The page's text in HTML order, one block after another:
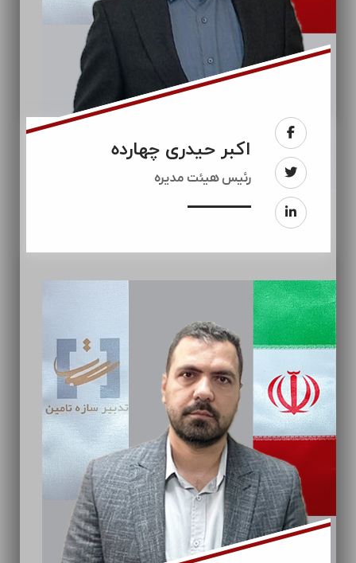
اکبر حیدری چهارده
رئيس هیئت مدیره